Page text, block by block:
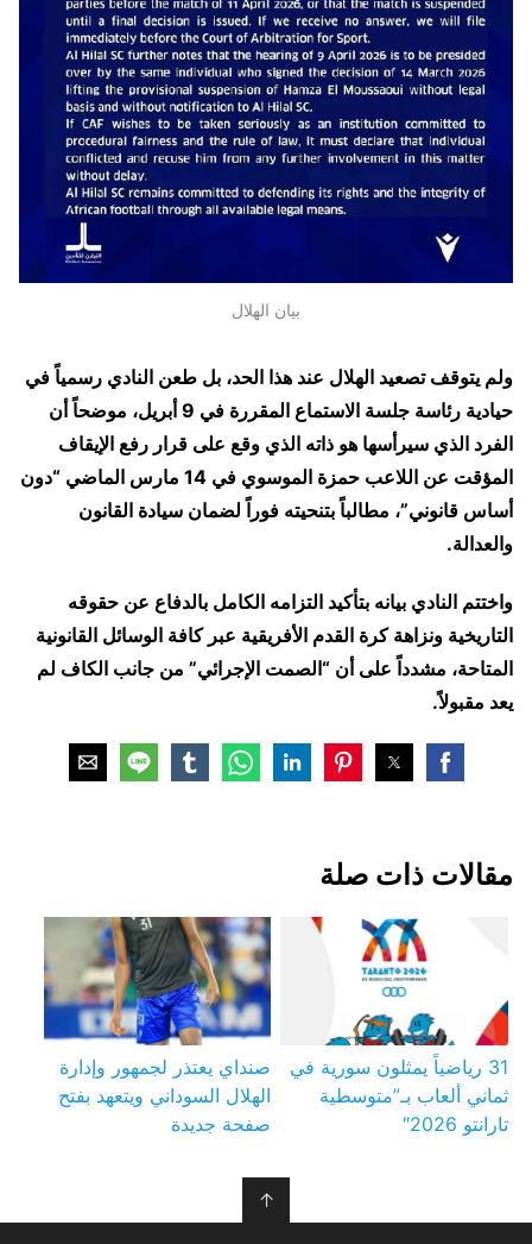
بيان الهلال
ولم يتوقف تصعيد الهلال عند هذا الحد، بل طعن النادي رسمياً في
حيادية رئاسة جلسة الاستماع المقررة في 9 أبريل، موضحاً أن
الفرد الذي سيرأسها هو ذاته الذي وقع على قرار رفع الإيقاف
المؤقت عن اللاعب حمزة الموسوي في 14 مارس الماضي “دون
أساس قانوني”، مطالباً بتنحيته فوراً لضمان سيادة القانون
والعدالة.
واختتم النادي بيانه بتأكيد التزامه الكامل بالدفاع عن حقوقه
التاريخية ونزاهة كرة القدم الأفريقية عبر كافة الوسائل القانونية
المتاحة، مشدداً على أن “الصمت الإجرائي” من جانب الكاف لم
يعد مقبولاً.
مقالات ذات صلة
31 رياضياً يمثلون سورية في
ثماني ألعاب بـ”متوسطية
تارانتو 2026″
صنداي يعتذر لجمهور وإدارة
الهلال السوداني ويتعهد بفتح
صفحة جديدة
↑